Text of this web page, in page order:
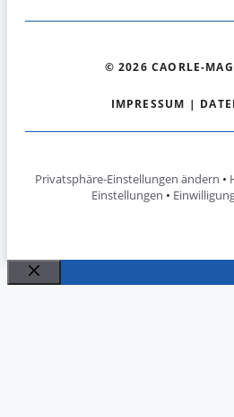
© 2026 CAORLE-
IMPRESSUM |
Privatsphäre-Einstellungen ändern •
Einstellungen •
Schließen